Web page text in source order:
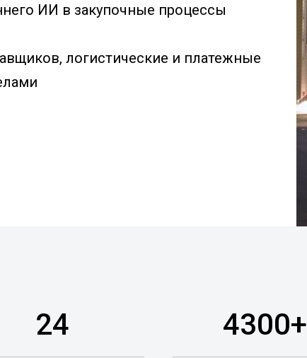
ИИ в закупочные процессы
логистические и платежные
24 4300+